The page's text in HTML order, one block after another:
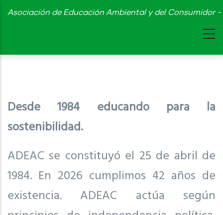
Skip
content
Asociación de Educación Ambiental y del Consumidor
Desde 1984 educando para la
sostenibilidad.
ADEAC se constituyó el 25 de abril de
1984. En 2026 cumplimos 42 años de
existencia. ADEAC actúa según